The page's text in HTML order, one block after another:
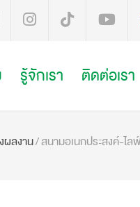
รู้จักเรา ติดต่อเรา
ผลงาน/สนามอเนกประสงค์-ไล